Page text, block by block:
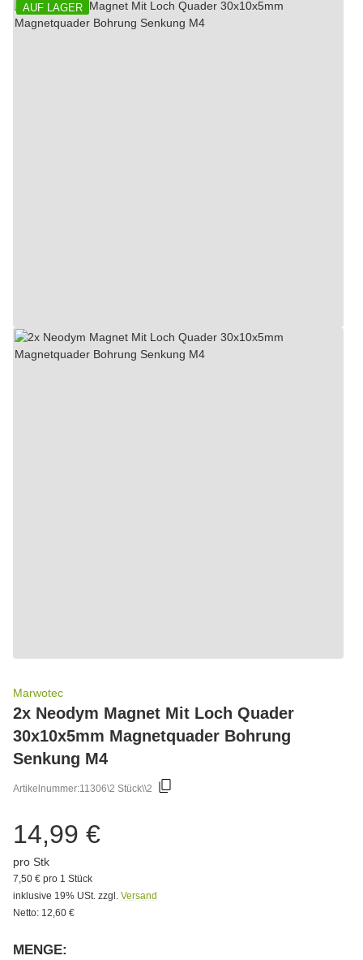
AUF LAGER
Marwotec
2x Neodym Magnet Mit Loch Quader
30x10x5mm Magnetquader Bohrung
Senkung M4
Artikelnummer:11306\2 Stück\\2
14,99 €
pro Stk
7,50 € pro 1 Stück
inklusive 19% USt. zzgl. Versand
Netto: 12,60 €
MENGE: